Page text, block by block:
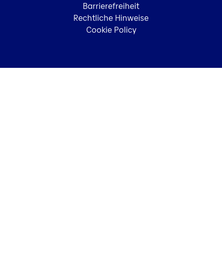
Barrierefreiheit
Rechtliche Hinweise
Cookie Policy